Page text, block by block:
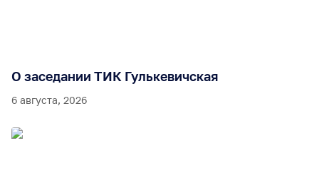
О заседании ТИК Гулькевичская
6 августа, 2026